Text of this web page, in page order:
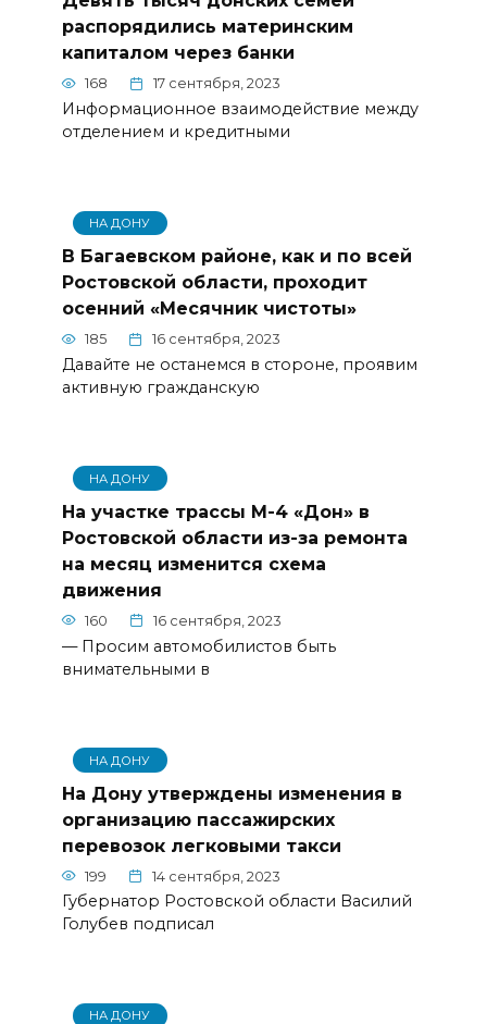
распорядились материнским
капиталом через банки
168 17 сентября, 2023
Информационное взаимодействие между
отделением и кредитными
НА ДОНУ
В Багаевском районе, как и по всей
Ростовской области, проходит
осенний «Месячник чистоты»
185 16 сентября, 2023
Давайте не останемся в стороне, проявим
активную гражданскую
НА ДОНУ
На участке трассы М-4 «Дон» в
Ростовской области из-за ремонта
на месяц изменится схема
движения
160 16 сентября, 2023
— Просим автомобилистов быть
внимательными в
НА ДОНУ
На Дону утверждены изменения в
организацию пассажирских
перевозок легковыми такси
199 14 сентября, 2023
Губернатор Ростовской области Василий
Голубев подписал
НА ДОНУ